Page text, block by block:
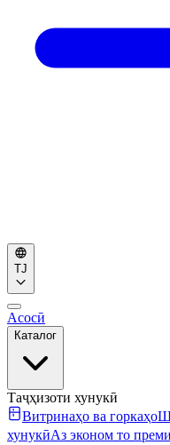
TJ
Асосӣ
Каталог
Таҷҳизоти хунукӣ
Витринаҳо ва горкаҳо
хунукӣАз эконом то